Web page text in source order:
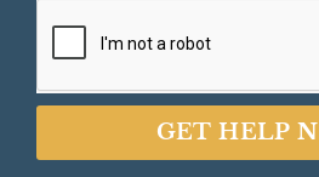
GET HELP